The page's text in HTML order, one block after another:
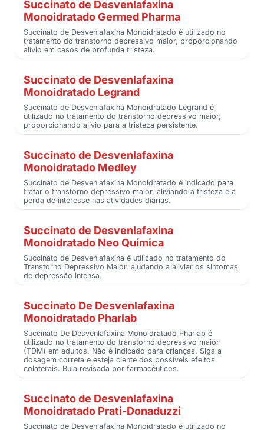
Succinato de Desvenlafaxina
Monoidratado Germed Pharma
Succinato de Desvenlafaxina Monoidratado é utilizado no
tratamento do transtorno depressivo maior, proporcionando
alívio em casos de profunda tristeza.
Succinato de Desvenlafaxina
Monoidratado Legrand
Succinato de Desvenlafaxina Monoidratado Legrand é
utilizado no tratamento do transtorno depressivo maior,
proporcionando alívio para a tristeza persistente.
Succinato de Desvenlafaxina
Monoidratado Medley
Succinato de Desvenlafaxina Monoidratado é indicado para
tratar o transtorno depressivo maior, aliviando a tristeza e a
perda de interesse nas atividades diárias.
Succinato de Desvenlafaxina
Monoidratado Neo Química
Succinato de Desvenlafaxina é utilizado no tratamento do
Transtorno Depressivo Maior, ajudando a aliviar os sintomas
de depressão intensa.
Succinato De Desvenlafaxina
Monoidratado Pharlab
Succinato De Desvenlafaxina Monoidratado Pharlab é
utilizado no tratamento do transtorno depressivo maior
(TDM) em adultos. Não é indicado para crianças. Siga a
dosagem correta e esteja ciente dos possíveis efeitos
colaterais. Bula revisada por farmacêuticos.
Succinato de Desvenlafaxina
Monoidratado Prati-Donaduzzi
Succinato de Desvenlafaxina Monoidratado é utilizado no